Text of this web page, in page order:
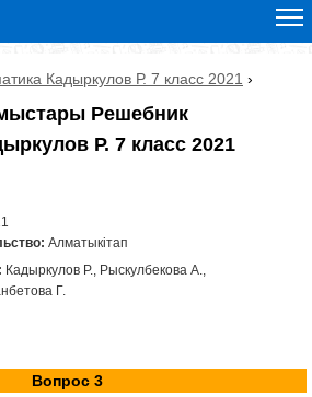
Кадыркулов Р. 7 класс 2021 ›
Решебник
Р. 7 класс 2021
Алматыкітап
Кадыркулов Р., Рыскулбекова А.,
Г.
Вопрос 3